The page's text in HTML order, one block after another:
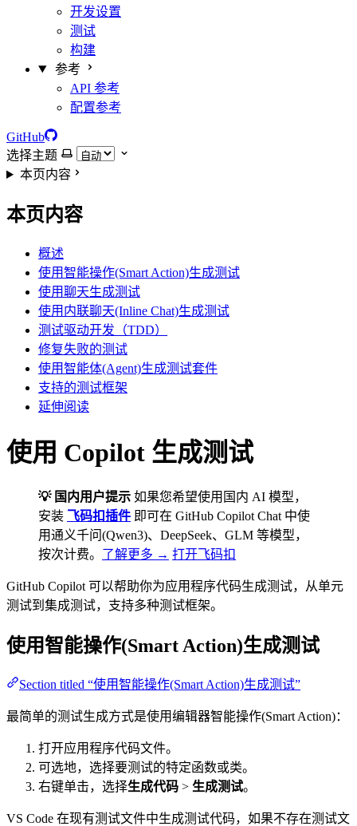
开发设置
测试
构建
参考
API 参考
配置参考
GitHub
选择主题
本页内容
本页内容
概述
使用智能操作(Smart Action)生成测试
使用聊天生成测试
使用内联聊天(Inline Chat)生成测试
测试驱动开发（TDD）
修复失败的测试
使用智能体(Agent)生成测试套件
支持的测试框架
延伸阅读
使用 Copilot 生成测试
💡 国内用户提示 如果您希望使用国内 AI 模型，
安装 飞码扣插件 即可在 GitHub Copilot Chat 中使
用通义千问(Qwen3)、DeepSeek、GLM 等模型，
按次计费。 了解更多 → 打开飞码扣
GitHub Copilot 可以帮助你为应用程序代码生成测试，从单元
测试到集成测试，支持多种测试框架。
使用智能操作(Smart Action)生成测试
Section titled “使用智能操作(Smart Action)生成测试”
最简单的测试生成方式是使用编辑器智能操作(Smart Action)：
打开应用程序代码文件。
可选地，选择要测试的特定函数或类。
右键单击，选择生成代码 > 生成测试。
VS Code 在现有测试文件中生成测试代码，如果不存在测试文